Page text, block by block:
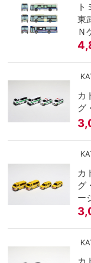
東
Ｎ
カ
グ
カ
グ
ー